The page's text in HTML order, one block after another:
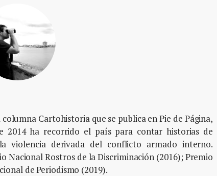
Cartohistoria que se publica en Pie de Página,
2014 ha recorrido el país para contar historias de
violencia derivada del conflicto armado interno.
Nacional Rostros de la Discriminación (2016); Premio
de Periodismo (2019).